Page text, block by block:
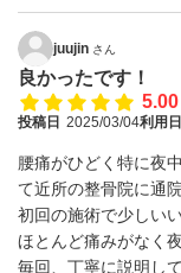
juujin さん
良かったです！
5.00
投稿日 2025/03/04利用日
腰痛がひどく特に夜
て近所の整骨院に通
初回の施術で少しい
ほとんど痛みがなく
毎回、丁寧に説明し